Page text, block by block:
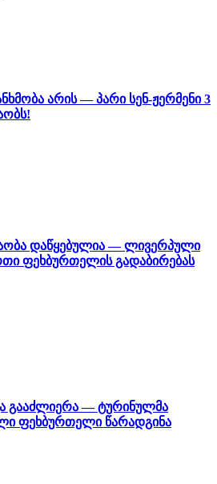
კლუბი ვერც მეორე
არის — პარი სენ-ჟერმენი 3
დაწყებულია — ლივერპული
ფეხბურთელის გადაბირებას
გააძლიერა — ტურინულმა
ფეხბურთელი წარადგინა